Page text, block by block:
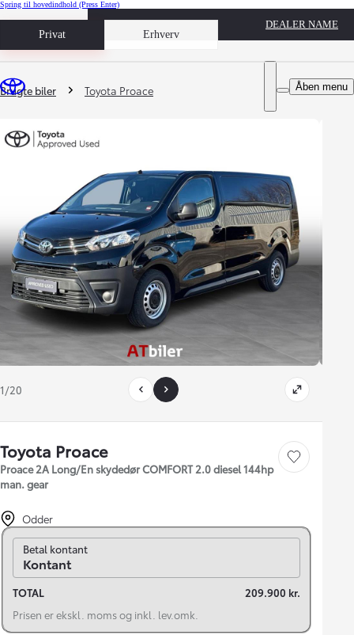
Spring til hovedindhold (Press Enter)
Privat Erhverv
Book prøvetur
DEALER NAME
Åben menu
Du er her
Brugte biler Toyota Proace
1/20
Toyota Proace
Proace 2A Long/En skydedør COMFORT 2.0 diesel 144hp
man. gear
Gem bil
Odder
Skift til finansiering
Betal kontant
Kontant
TOTAL
209.900 kr.
Prisen er ekskl. moms og inkl. lev.omk.